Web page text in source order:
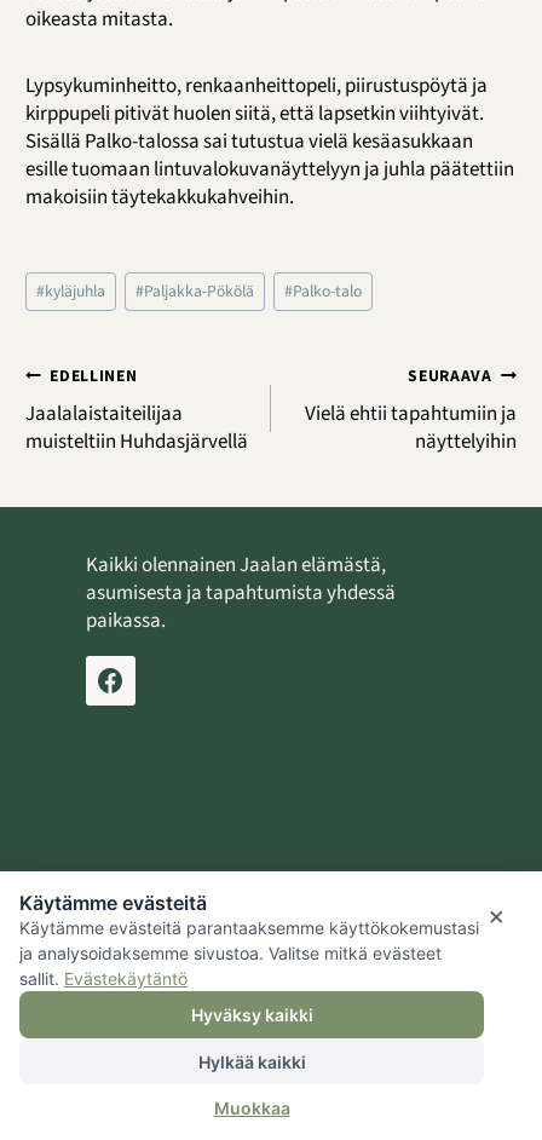
oikeasta mitasta.
Lypsykuminheitto, renkaanheittopeli, piirustuspöytä ja
kirppupeli pitivät huolen siitä, että lapsetkin viihtyivät.
Sisällä Palko-talossa sai tutustua vielä kesäasukkaan
esille tuomaan lintuvalokuvanäyttelyyn ja juhla päätettiin
makoisiin täytekakkukahveihin.
Avainsanat:
#kyläjuhla #Paljakka-Pökölä #Palko-talo
Artikkelien
selaus
EDELLINEN
Jaalalaistaiteilijaa
muisteltiin Huhdasjärvellä
SEURAAVA
Vielä ehtii tapahtumiin ja
näyttelyihin
Kaikki olennainen Jaalan elämästä,
asumisesta ja tapahtumista yhdessä
paikassa.
Jaalan kotiseutusäätiö
Kouvolan kaupunki
Saavutettavuus
×
Käytämme evästeitä
Käytämme evästeitä parantaaksemme käyttökokemustasi
ja analysoidaksemme sivustoa. Valitse mitkä evästeet
sallit. Evästekäytäntö
Hyväksy kaikki
Hylkää kaikki
Muokkaa